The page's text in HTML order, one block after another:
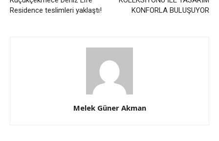
Residence teslimleri yaklaştı!
KONFORLA BULUŞUYOR
Melek Güner Akman